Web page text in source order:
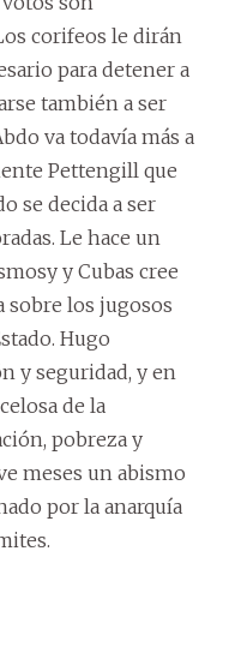
corifeos le dirán
para detener a
también a ser
va todavía más a
Pettengill que
se decida a ser
Le hace un
y Cubas cree
sobre los jugosos
Hugo
y seguridad, y en
de la
pobreza y
meses un abismo
por la anarquía